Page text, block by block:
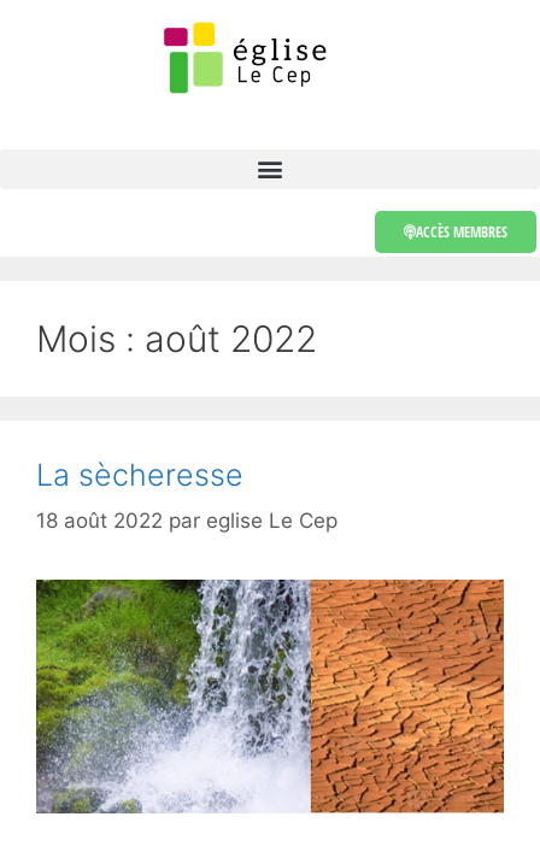
ACCÈS MEMBRES
Mois : août 2022
La sècheresse
18 août 2022 par eglise Le Cep